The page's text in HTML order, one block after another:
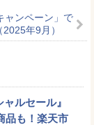
ャンペーン」で
年9月）
ルセール』
品も！楽天市